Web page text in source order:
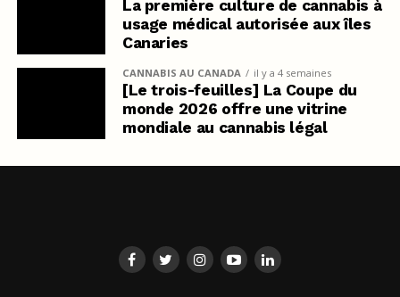
La première culture de cannabis à
usage médical autorisée aux îles
Canaries
CANNABIS AU CANADA il y a 4 semaines
[Le trois-feuilles] La Coupe du
monde 2026 offre une vitrine
mondiale au cannabis légal